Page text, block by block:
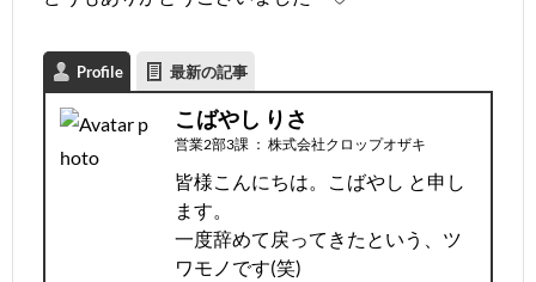
Profile 最新の記事
こばやし りさ
営業2部3課 ： 株式会社クロップオザキ
皆様こんにちは。こばやし と申し
ます。
一度辞めて戻ってきたという、ツ
ワモノです(笑)